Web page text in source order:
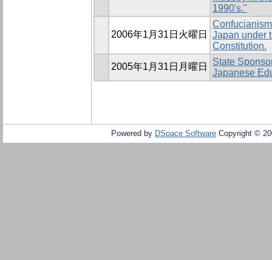
1990's."
2006年1月31日火曜日
Japan under
Constitution.
2005年1月31日月曜日
State
Japanese
Powered by DSpace Software Copyright ©